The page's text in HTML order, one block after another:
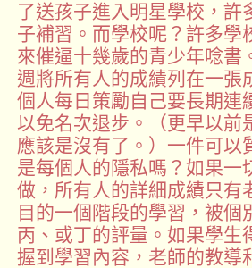
了送孩子進入明星學校，許
子補習。而學校呢？許多學
來催逼十幾歲的青少年唸書
週將所有人的成績列在一張
個人每日策勵自己要長期連
以免名次退步。（更早以前
應該是沒有了。）一件可以
是每個人的隱私嗎？如果一
做，所有人的詳細成績只有
目的一個階段的學習，被
丙、或丁的評量。如果學生
握到學習內容，老師的教導